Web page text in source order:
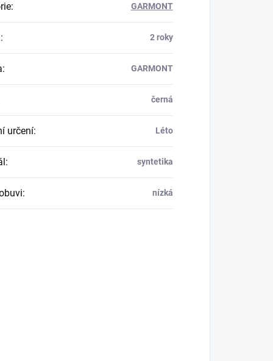
: GARMONT
: 2 roky
: GARMONT
černá
určení: Léto
: syntetika
: nízká